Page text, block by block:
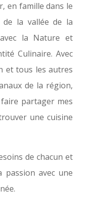
en famille dans le
la vallée de la
la Nature et
Culinaire. Avec
et tous les autres
de la région,
partager mes
une cuisine
de chacun et
avec une